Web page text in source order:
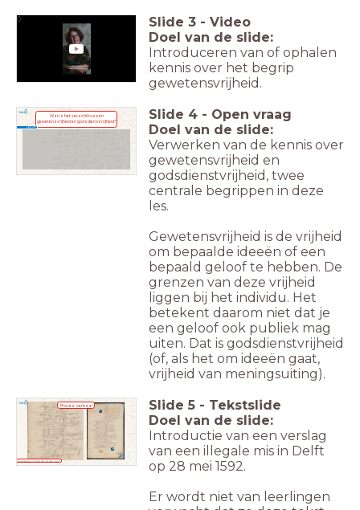
0 Slide 3 - Video
Doel van de slide:
Introduceren van of ophalen
kennis over het begrip
gewetensvrijheid.
Wat is het verschil tussen
gewetensvrijheid en godsdienstvrijheid?
Leg uit!
Slide 4 - Open vraag
Doel van de slide:
Verwerken van de kennis over
gewetensvrijheid en
godsdienstvrijheid, twee
centrale begrippen in deze
les.
Gewetensvrijheid is de vrijheid
om bepaalde ideeën of een
bepaald geloof te hebben. De
grenzen van deze vrijheid
liggen bij het individu. Het
betekent daarom niet dat je
een geloof ook publiek mag
uiten. Dat is godsdienstvrijheid
(of, als het om ideeën gaat,
vrijheid van meningsuiting).
Proces-verbaal Slide 5 - Tekstslide
Doel van de slide:
Introductie van een verslag
van een illegale mis in Delft
op 28 mei 1592.
Er wordt niet van leerlingen